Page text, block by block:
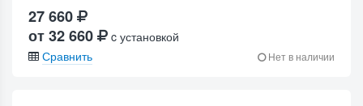
27 660
от 32 660
c установкой
Сравнить
Нет в наличии